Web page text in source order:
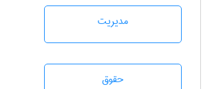
مديريت
حقوق